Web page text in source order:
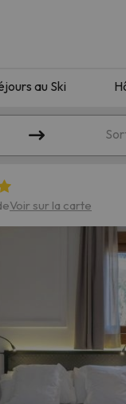
au Ski
recherche. Essayez
Voir sur la carte